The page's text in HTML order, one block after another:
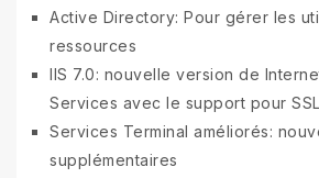
Active Directory: Pour gérer les
ressources
IIS 7.0: nouvelle version de
Services avec le support pour
Services Terminal améliorés:
supplémentaires